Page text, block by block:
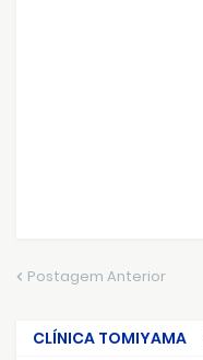
Postagem Anterior
CLÍNICA TOMIYAMA